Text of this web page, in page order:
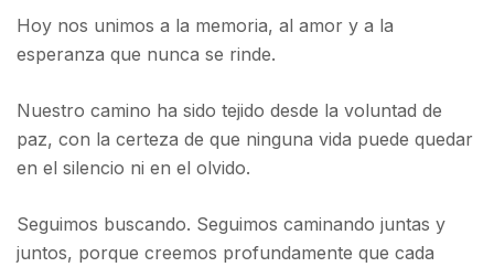
Hoy nos unimos a la memoria, al amor y a la
esperanza que nunca se rinde.
Nuestro camino ha sido tejido desde la voluntad de
paz, con la certeza de que ninguna vida puede quedar
en el silencio ni en el olvido.
Seguimos buscando. Seguimos caminando juntas y
juntos, porque creemos profundamente que cada